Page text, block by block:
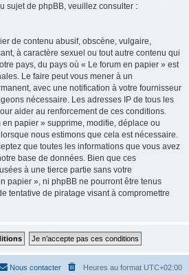
sujet de phpBB, veuillez consulter :
de contenu abusif, obscène, vulgaire,
à caractère sexuel ou tout autre contenu qui
pays, du pays où « Le forum en papier » est
Le faire peut vous mener à un
avec une notification à votre fournisseur
nécessaire. Les adresses IP de tous les
aider au renforcement de ces conditions.
papier » supprime, modifie, déplace ou
nous estimons que cela est nécessaire.
que toutes les informations que vous avez
base de données. Bien que ces
à une tierce partie sans votre
papier », ni phpBB ne pourront être tenus
tentative de piratage visant à compromettre
Heures au format UTC+02:00
Nous contacter